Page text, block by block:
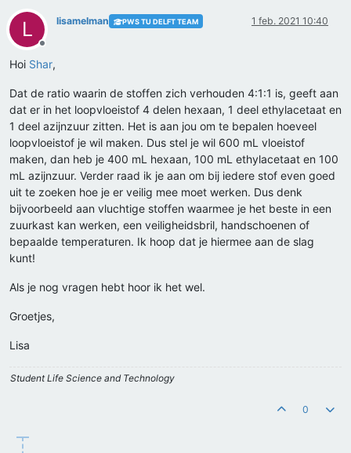
L
Offline
lisamelman PWS TU DELFT TEAM 1 feb. 2021 10:40
Hoi Shar,
Dat de ratio waarin de stoffen zich verhouden 4:1:1 is, geeft aan
dat er in het loopvloeistof 4 delen hexaan, 1 deel ethylacetaat en
1 deel azijnzuur zitten. Het is aan jou om te bepalen hoeveel
loopvloeistof je wil maken. Dus stel je wil 600 mL vloeistof
maken, dan heb je 400 mL hexaan, 100 mL ethylacetaat en 100
mL azijnzuur. Verder raad ik je aan om bij iedere stof even goed
uit te zoeken hoe je er veilig mee moet werken. Dus denk
bijvoorbeeld aan vluchtige stoffen waarmee je het beste in een
zuurkast kan werken, een veiligheidsbril, handschoenen of
bepaalde temperaturen. Ik hoop dat je hiermee aan de slag
kunt!
Als je nog vragen hebt hoor ik het wel.
Groetjes,
Lisa
Student Life Science and Technology
0